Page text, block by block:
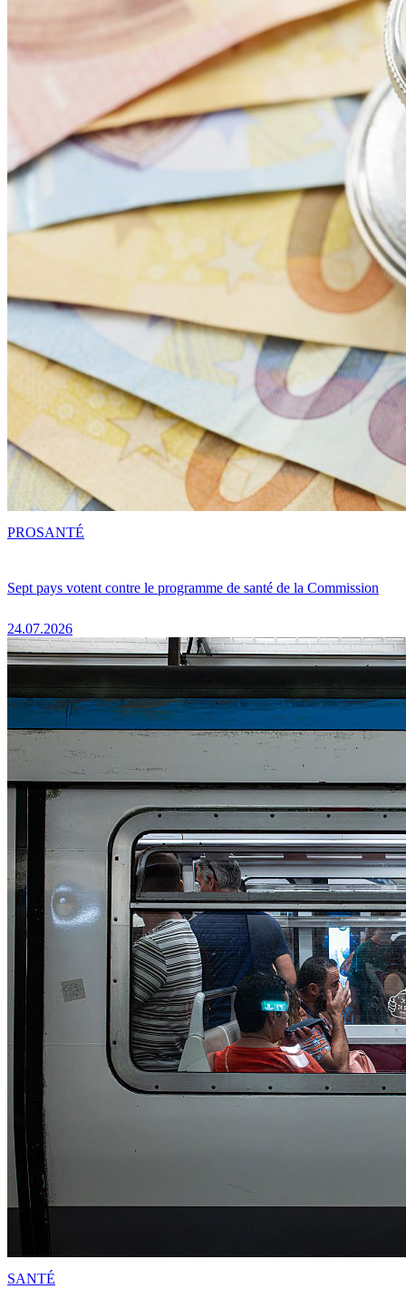
Sept pays votent contre le programme de santé de la Commission
24.07.2026
PROSANTÉ
SANTÉ